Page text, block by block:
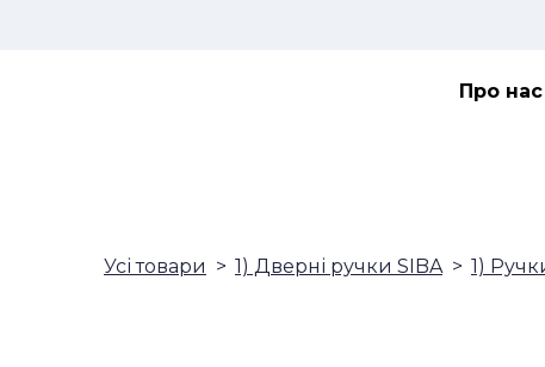
Про нас
Усі товари 1) Дверні ручки SIBA 1)